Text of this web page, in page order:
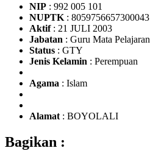
NIP : 992 005 101
NUPTK : 8059756657300043
Aktif: 21 JULI 2003
Jabatan : Guru Mata
Status : GTY
Jenis Kelamin : Perempuan
Agama : Islam
Alamat : BOYOLALI
Bagikan :